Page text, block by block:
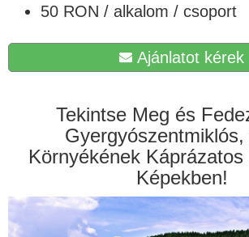
50 RON / alkalom / csoport
Ajánlatot kérek
Tekintse Meg és
Gyergyószentmiklós,
Környékének
Képekben!